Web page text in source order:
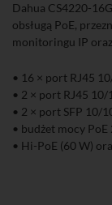
Dahua CS4220-
obsługą PoE,
monitoringu IP
• 16 × port RJ45
• 2 × port RJ45
• 2 × port SFP 10/
• budżet mocy PoE
• Hi-PoE (60 W)
• Zarządzanie